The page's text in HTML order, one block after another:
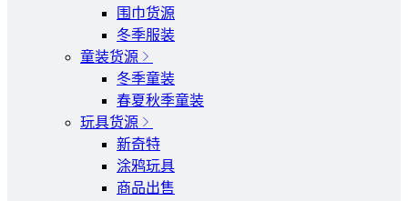
围巾货源
冬季服装
童装货源
冬季童装
春夏秋季童装
玩具货源
新奇特
涂鸦玩具
商品出售